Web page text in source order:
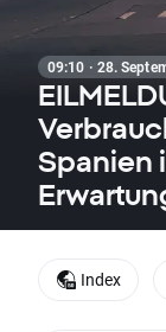
09:10 · 28.
Spanien
Index